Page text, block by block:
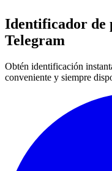
Identificador de
Telegram
Obtén identificación
conveniente y siempre